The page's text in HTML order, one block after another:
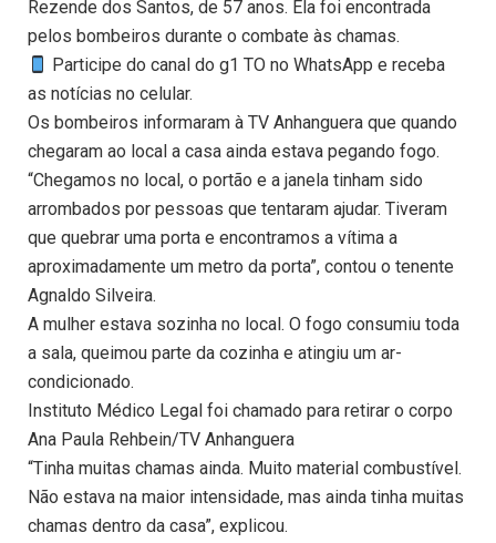
Rezende dos Santos, de 57 anos. Ela foi encontrada
pelos bombeiros durante o combate às chamas.
Participe do canal do g1 TO no WhatsApp e receba
as notícias no celular.
Os bombeiros informaram à TV Anhanguera que quando
chegaram ao local a casa ainda estava pegando fogo.
“Chegamos no local, o portão e a janela tinham sido
arrombados por pessoas que tentaram ajudar. Tiveram
que quebrar uma porta e encontramos a vítima a
aproximadamente um metro da porta”, contou o tenente
Agnaldo Silveira.
A mulher estava sozinha no local. O fogo consumiu toda
a sala, queimou parte da cozinha e atingiu um ar-
condicionado.
Instituto Médico Legal foi chamado para retirar o corpo
Ana Paula Rehbein/TV Anhanguera
“Tinha muitas chamas ainda. Muito material combustível.
Não estava na maior intensidade, mas ainda tinha muitas
chamas dentro da casa”, explicou.